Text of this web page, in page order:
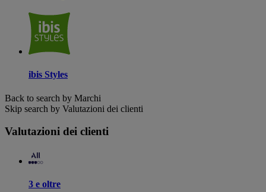
ibis Styles
Back to search by Marchi
Skip search by Valutazioni dei clienti
Valutazioni dei clienti
3 e oltre